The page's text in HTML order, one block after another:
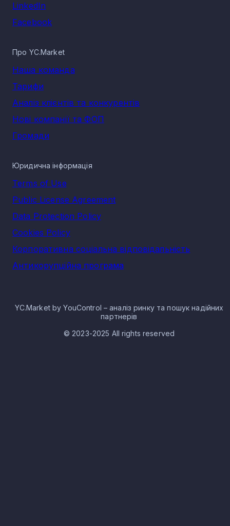
LinkedIn
Facebook
Про YC.Market
Наша команда
Тарифи
Аналіз клієнтів та конкурентів
Нові компанії та ФОП
Громади
Юридична інформація
Terms of Use
Public License Agreement
Data Protection Policy
Cookies Policy
Корпоративна соціальна відповідальність
Антикорупційна програма
YC.Market by YouControl – аналіз ринку та пошук надійних
партнерів
© 2023-2025 All rights reserved